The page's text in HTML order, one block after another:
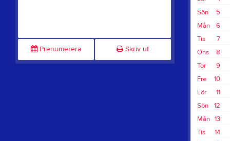
Prenumerera Skriv ut
5
Sön
6
Mån
7
Tis
8
Ons
9
Tor
10
Fre
11
Lör
12
Sön
13
Mån
14
Tis